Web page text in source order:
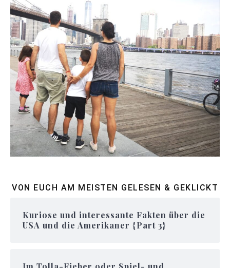
VON EUCH AM MEISTEN GELESEN & GEKLICKT
Kuriose und interessante Fakten über die
USA und die Amerikaner {Part 3}